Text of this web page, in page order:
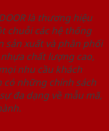
là thương hiệu
chuỗi các hệ thống
sản xuất và phân phối
chất lượng cao,
nhu cầu khách
có những chính sách
đa dạng về mẫu mã,